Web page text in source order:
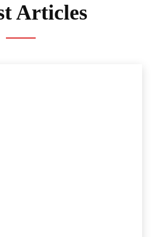
Articles